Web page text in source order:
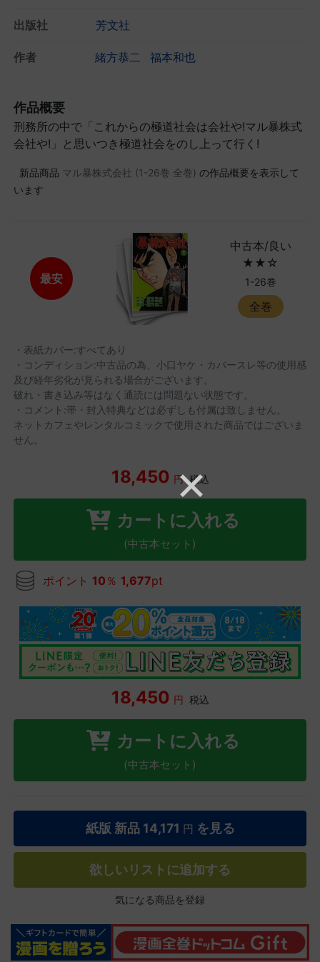
出版社 芳文社
作者 緒方恭二 福本和也
作品概要
刑務所の中で「これからの極道社会は会社や!マル暴株式
会社や!」と思いつき極道社会をのし上って行く!
新品商品 マル暴株式会社 (1-26巻 全巻) の作品概要を表示して
います
最安
中古本/良い
★★☆
1-26巻
全巻
・表紙カバー:すべてあり
・コンディション:中古品の為、小口ヤケ・カバースレ等の使用感
及び経年劣化が見られる場合がございます。
破れ・書き込み等はなく通読には問題ない状態です。
・コメント:帯・封入特典などは必ずしも付属は致しません。
ネットカフェやレンタルコミックで使用された商品ではございま
せん。
18,450 円 税込
カートに入れる
(中古本セット)
ポイント 10 ％ 1,677pt
18,450 円 税込
カートに入れる
(中古本セット)
紙版 新品 14,171 円 を見る
欲しいリストに追加する
気になる商品を登録